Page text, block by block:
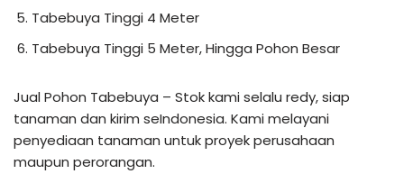
Tabebuya Tinggi 4 Meter
Tabebuya Tinggi 5 Meter, Hingga Pohon Besar
Jual Pohon Tabebuya – Stok kami selalu redy, siap
tanaman dan kirim seIndonesia. Kami melayani
penyediaan tanaman untuk proyek perusahaan
maupun perorangan.